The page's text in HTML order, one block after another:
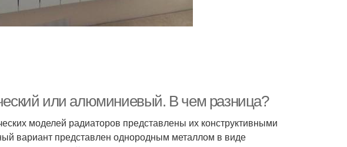
или алюминиевый. В чем разница?
моделей радиаторов представлены их конструктивными
вариант представлен однородным металлом в виде